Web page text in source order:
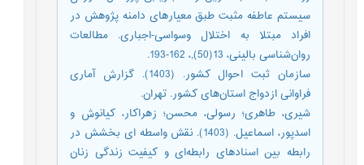
سیستم عاطفه مثبت طبق معیارهای دامنه پژوهش در
افراد مبتلا به اختلال وسواسی-اجباری. مطالعات
روان‌شناسی بالینی، 13(50),، 162-193.
سازمان ثبت احوال کشور. (1403). گزارش آماری
فراوانی ازدواج استان‌های کشور. تهران.
شیری، طاهری؛ رسولی، محسن؛ زهراکار، کیانوش و
اسدپور، اسماعیل. (1403). نقش واسطه ای بخشش در
رابطه بین اسنادهای رابطه‌ای و کیفیت زندگی زنان